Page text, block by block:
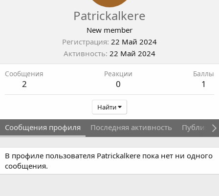
Patrickalkere
New member
Регистрация 22 Май 2024
Активность 22 Май 2024
Сообщения
2
Реакции
0
Баллы
1
Найти
Сообщения профиля Последняя активность
В профиле пользователя Patrickalkere пока нет ни одного
сообщения.